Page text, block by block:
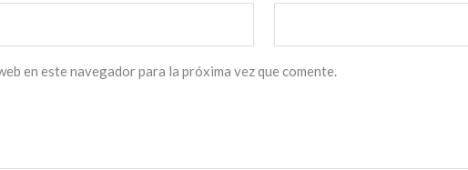
en este navegador para la próxima vez que comente.